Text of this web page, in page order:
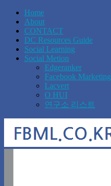
Home
About
CONTACT
DC Resources Guide
Social Learning
Social Metion
Edgeranker
Facebook Marketing
Lacvert
O HUI
연구소 리스트